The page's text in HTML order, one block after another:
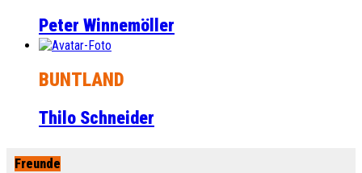
Peter Winnemöller
BUNTLAND
Thilo Schneider
Freunde